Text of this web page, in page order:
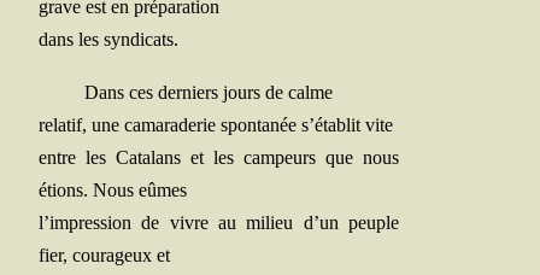
grave est en préparation
dans les syndicats.
Dans ces der­niers jours de calme
rela­tif, une cama­ra­de­rie spon­ta­née s’établit vite
entre les Cata­lans et les cam­peurs que nous
étions. Nous eûmes
l’impression de vivre au milieu d’un peuple
fier, cou­ra­geux et